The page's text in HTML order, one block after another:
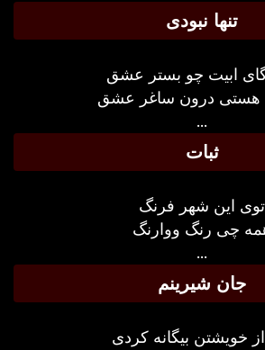
تنها نبودی
ابیت چو بستر عشق
درون ساغر عشق
ثبات
این شهر فرنگ
چی رنگ ووارنگ
جان شیرینم
خویشتن بیگانه کردی